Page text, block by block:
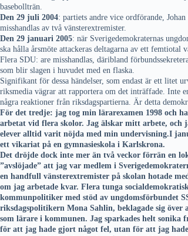
basebollträn.
Den 29 juli 2004: partiets andre vice ordförande, Johan
misshandlas av två vänsterextremister.
Den 29 januari 2005: när Sverigedemokraternas
ska hålla årsmöte attackeras deltagarna av ett femtiotal
Flera SDU: are misshandlas, däribland
som blir slagen i huvudet med en flaska.
Signifikant för dessa händelser, som endast är ett litet
riksmedia vägrar att rapportera om det inträffade. Inte
några reaktioner från riksdagspartierna. Är detta
För det tredje: jag tog min lärarexamen 1998 och
arbetat vid flera skolor. Jag älskar mitt arbete, och
elever alltid varit nöjda med min undervisning.I
ett vikariat på en gymnasieskola i Karlskrona.
Det dröjde dock inte mer än två veckor förrän en
”avslöjade” att jag var medlem i
en handfull vänsterextremister på skolan hotade
om jag arbetade kvar. Flera tunga
kommunpolitiker med stöd av ungdomsförbundet
riksdagspolitikern Mona Sahlin, beklagade sig över
som lärare i kommunen. Jag sparkades helt
för att jag hade gjort något fel, utan för att jag